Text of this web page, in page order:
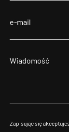
Zapisując się